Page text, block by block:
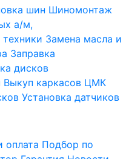
шин Шиномонтаж
а/м,
Замена масла и
Заправка
дисков
Выкуп каркасов ЦМК
Установка датчиков
оплата Подбор по